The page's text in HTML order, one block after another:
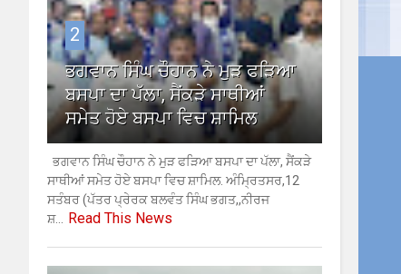
2
ਭਗਵਾਨ ਸਿੰਘ ਚੌਹਾਨ ਨੇ ਮੁੜ ਫੜਿਆ
ਬਸਪਾ ਦਾ ਪੱਲਾ, ਸੈਂਕੜੇ ਸਾਥੀਆਂ
ਸਮੇਤ ਹੋਏ ਬਸਪਾ ਵਿਚ ਸ਼ਾਮਿਲ
ਭਗਵਾਨ ਸਿੰਘ ਚੌਹਾਨ ਨੇ ਮੁੜ ਫੜਿਆ ਬਸਪਾ ਦਾ ਪੱਲਾ, ਸੈਂਕੜੇ
ਸਾਥੀਆਂ ਸਮੇਤ ਹੋਏ ਬਸਪਾ ਵਿਚ ਸ਼ਾਮਿਲ. ਅੰਮ੍ਰਿਤਸਰ,12
ਸਤੰਬਰ (ਪੱਤਰ ਪ੍ਰੇਰਕ ਬਲਵੰਤ ਸਿੰਘ ਭਗਤ,,ਨੀਰਜ
ਸ਼...
Read This News